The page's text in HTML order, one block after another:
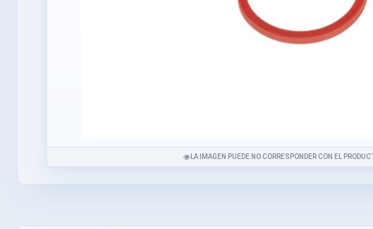
LA IMAGEN PUEDE NO CORRESPONDER CON EL